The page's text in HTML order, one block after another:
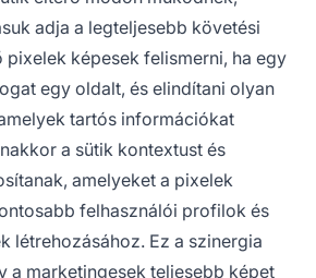
adja a legteljesebb követési
pixelek képesek felismerni, ha egy
egy oldalt, és elindítani olyan
tartós információkat
a sütik kontextust és
amelyeket a pixelek
felhasználói profilok és
létrehozásához. Ez a szinergia
a marketingesek teljesebb képet